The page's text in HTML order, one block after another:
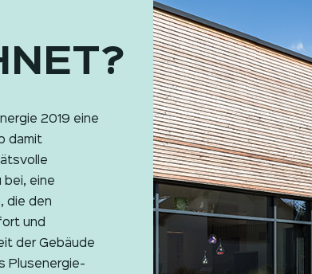
2019 eine
damit
bei, eine
die den
und
der Gebäude
Plusenergie-